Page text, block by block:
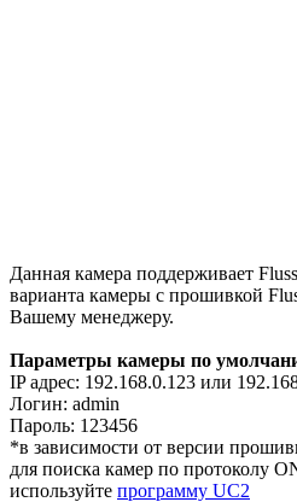
Данная камера поддерживает
варианта камеры с прошивкой
Вашему менеджеру.
Параметры камеры по
IP адрес: 192.168.0.123 или
Логин: admin
Пароль: 123456
*в зависимости от версии
для поиска камер по протоколу
используйте программу UC2